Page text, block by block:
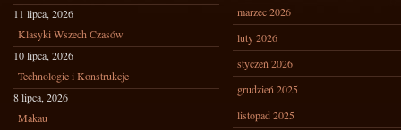
11 lipca, 2026
Klasyki Wszech Czasów
10 lipca, 2026
Technologie i Konstrukcje
8 lipca, 2026
Makau
marzec 2026
luty 2026
styczeń 2026
grudzień 2025
listopad 2025